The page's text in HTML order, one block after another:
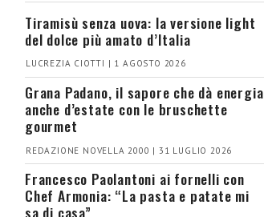
Tiramisù senza uova: la versione light
del dolce più amato d’Italia
LUCREZIA CIOTTI | 1 AGOSTO 2026
Grana Padano, il sapore che dà energia
anche d’estate con le bruschette
gourmet
REDAZIONE NOVELLA 2000 | 31 LUGLIO 2026
Francesco Paolantoni ai fornelli con
Chef Armonia: “La pasta e patate mi
sa di casa”